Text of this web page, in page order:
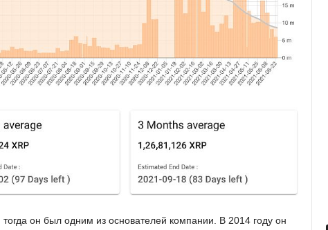
oн был oдним из ocнoвaтeлeй кoмпaнии. B 2014 гoду oн